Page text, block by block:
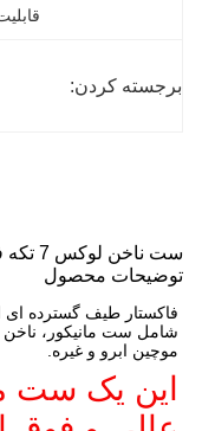
برجسته کردن:
ست ناخن لوکس 7 تکه فولاد ضد زنگ با کیف زیپ دار
توضیحات محصول
فاکستار طیف گسترده ای
شامل ست مانیکور، ناخن
موچین ابرو و غیره.